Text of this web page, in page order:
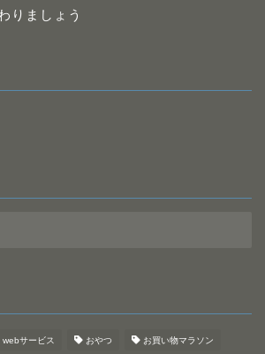
りましょう
webサービス おやつ お買い物マラソン